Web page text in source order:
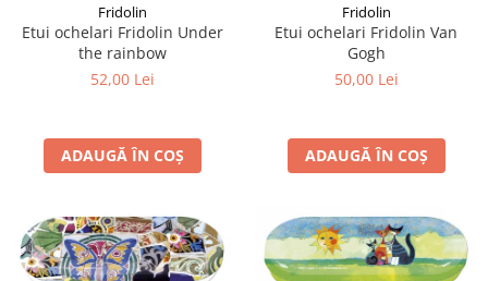
Fridolin
Etui ochelari Fridolin Under
the rainbow
52,00 Lei
ADAUGĂ ÎN COȘ
Fridolin
Etui ochelari Fridolin Van
Gogh
50,00 Lei
ADAUGĂ ÎN COȘ